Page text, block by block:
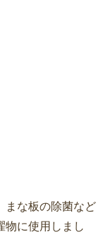
まな板の除菌など
物に使用しまし